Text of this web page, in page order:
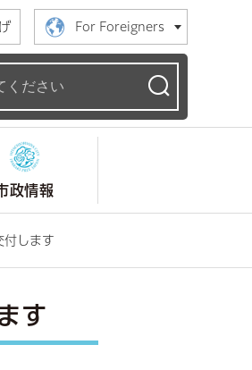
For Foreigners
政情報
付します
す